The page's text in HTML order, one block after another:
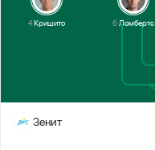
4Кришито 6Ломбертс
Зенит